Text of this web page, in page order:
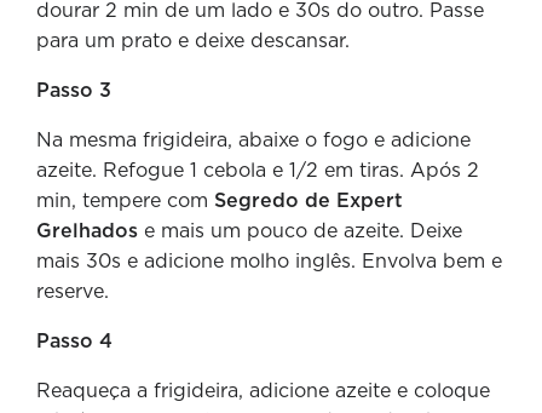
dourar 2 min de um lado e 30s do outro. Passe
para um prato e deixe descansar.
Passo 3
Na mesma frigideira, abaixe o fogo e adicione
azeite. Refogue 1 cebola e 1/2 em tiras. Após 2
min, tempere com Segredo de Expert
Grelhados e mais um pouco de azeite. Deixe
mais 30s e adicione molho inglês. Envolva bem e
reserve.
Passo 4
Reaqueça a frigideira, adicione azeite e coloque